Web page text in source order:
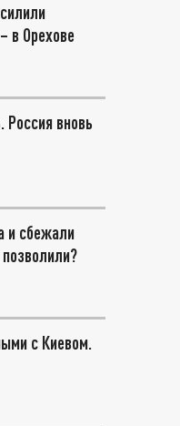
в Орехове
вновь
и сбежали
с Киевом.